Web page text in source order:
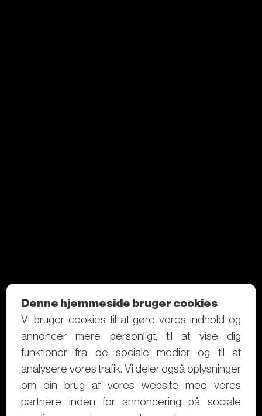
Denne hjemmeside bruger cookies
Vi bruger cookies til at gøre vores indhold og
annoncer mere personligt, til at vise dig
funktioner fra de sociale medier og til at
analysere vores trafik. Vi deler også oplysninger
om din brug af vores website med vores
partnere inden for annoncering på sociale